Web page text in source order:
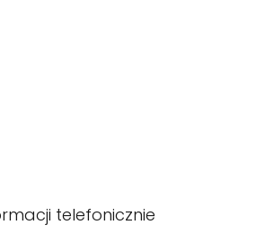
telefonicznie